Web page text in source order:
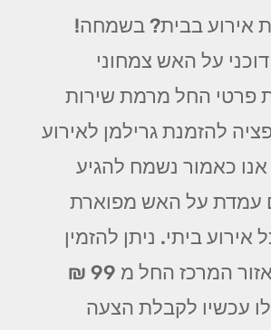
אירוע בבית? בשמחה!
דוכני על האש צמחוני
פרטי החל מרמת שירות
להזמנת גרילמן לאירוע
כאמור נשמח להגיע
עמדת על האש מפוארת
אירוע ביתי. ניתן להזמין
שירות בכל אזור המרכז החל מ 99 ₪
עכשיו לקבלת הצעה